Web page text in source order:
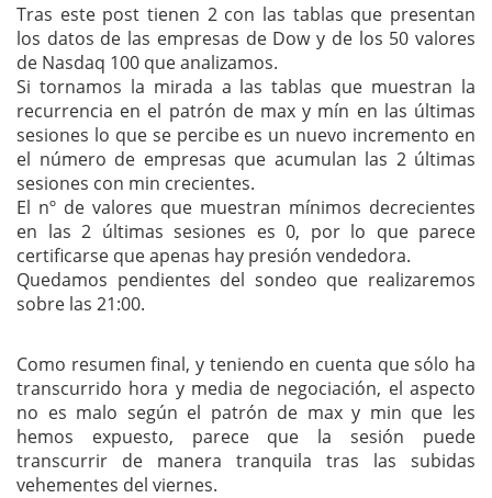
Tras este post tienen 2 con las tablas que presentan
los datos de las empresas de Dow y de los 50 valores
de Nasdaq 100 que analizamos.
Si tornamos la mirada a las tablas que muestran la
recurrencia en el patrón de max y mín en las últimas
sesiones lo que se percibe es un nuevo incremento en
el número de empresas que acumulan las 2 últimas
sesiones con min crecientes.
El nº de valores que muestran mínimos decrecientes
en las 2 últimas sesiones es 0, por lo que parece
certificarse que apenas hay presión vendedora.
Quedamos pendientes del sondeo que realizaremos
sobre las 21:00.
Como resumen final, y teniendo en cuenta que sólo ha
transcurrido hora y media de negociación, el aspecto
no es malo según el patrón de max y min que les
hemos expuesto, parece que la sesión puede
transcurrir de manera tranquila tras las subidas
vehementes del viernes.